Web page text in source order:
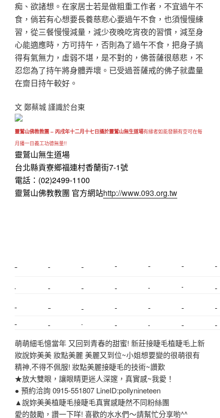
痴、欲諸想。在家居士若是做粗重工作者，不宜過午不
食，倘若有心想要長養慈悲心要過午不食，也須慢慢練
習，從三餐慢慢減量，減少夜晚吃宵夜的習慣，減至身
心能適應時，方可持午，否則為了過午不食，把身子搞
得有氣無力，虛弱不堪，是不對的，佛菩薩很慈悲，不
忍您為了持午將身體弄壞。已受過菩薩戒的佛子就盡量
在齋日持午較好。
文 鄭蔡城 謹識於台東
靈鷲山佛教教團 – 丙戌年十二月十七日攝於靈鷲山無生道場有緣者如能發願有空可在每
月播一日義工功德無量!!
靈鷲山無生道場
台北縣貢寮鄉福連村香蘭街7-1號
電話：(02)2499-1100
靈鷲山佛教教團 官方網站http://www.093.org.tw
萌萌細毛憶當年 又回到青春的甜蜜! 新莊接睫毛植睫毛上新
妝說妳美美 妝點美麗 美麗又到位~小姐想要變的很萌很有
精神,不得不佩服! 妝點美麗接睫毛的技術~讚歎
★放大雙眼，讓眼睛更迷人深邃，真實感~我愛！
● 預約洽詢 0915-551807 LineID:pollynineteen
▲說妳美美植睫毛接睫毛真實感睫然不同粉絲團
愛的鼓勵，讚一下咩! 喜歡的水水們～請幫忙分享喲^^